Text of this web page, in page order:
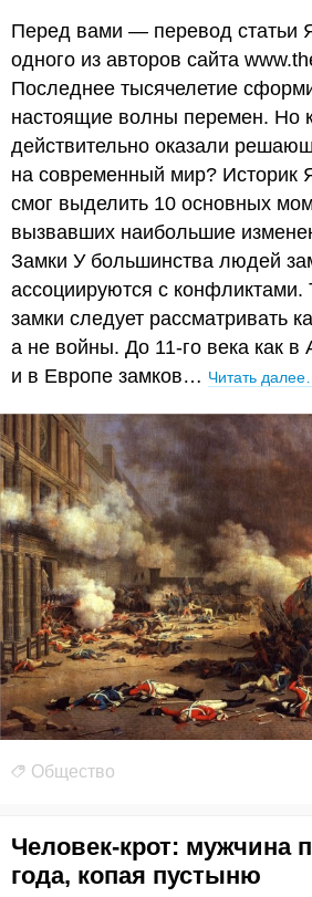
Перед вами — перевод статьи
одного из авторов сайта
Последнее тысячелетие
настоящие волны перемен. Но
действительно оказали
на современный мир? Историк
смог выделить 10 основных
вызвавших наибольшие
Замки У большинства людей
ассоциируются с
замки следует рассматривать
а не войны. До 11-го века как в
и в Европе замков… Читать далее…
Общество
Человек-крот: мужчина
года, копая пустыню